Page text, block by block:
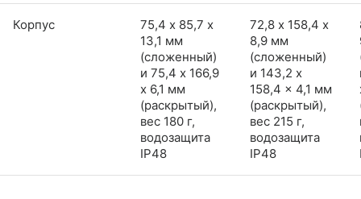
Корпус
75,4 х 85,7 х
13,1 мм
(сложенный)
и 75,4 x 166,9
x 6,1 мм
(раскрытый),
вес 180 г,
водозащита
IP48
72,8 х 158,4 х
8,9 мм
(сложенный)
и 143,2 x
158,4 x 4,1 мм
(раскрытый),
вес 215 г,
водозащита
IP48